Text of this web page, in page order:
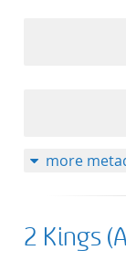
more
2 Kings